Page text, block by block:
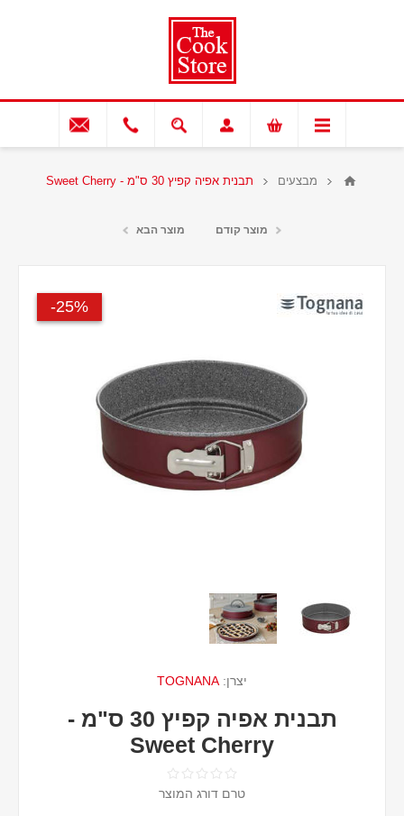
מבצעים תבנית אפיה קפיץ 30 ס"מ - Sweet Cherry
מוצר קודם מוצר הבא
25%-
יצרן: TOGNANA
תבנית אפיה קפיץ 30 ס"מ -
Sweet Cherry
טרם דורג המוצר